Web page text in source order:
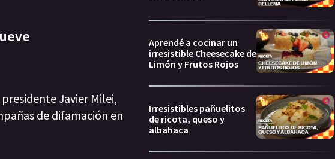
Javier Milei,
de difamación en
Aprendé a cocinar un
irresistible Cheesecake de
Limón y Frutos Rojos
Irresistibles pañuelitos
de ricota, queso y
albahaca